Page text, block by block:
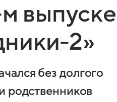
выпуске
2»
без долгого
родственников